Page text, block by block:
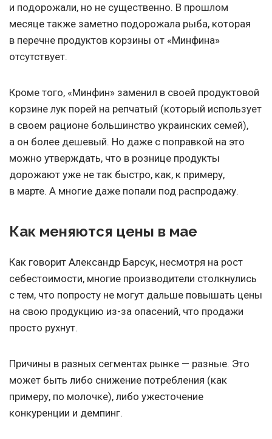
и подорожали, но не существенно. В прошлом
месяце также заметно подорожала рыба, которая
в перечне продуктов корзины от «Минфина»
отсутствует.
Кроме того, «Минфин» заменил в своей продуктовой
корзине лук порей на репчатый (который использует
в своем рационе большинство украинских семей),
а он более дешевый. Но даже с поправкой на это
можно утверждать, что в рознице продукты
дорожают уже не так быстро, как, к примеру,
в марте. А многие даже попали под распродажу.
Как меняются цены в мае
Как говорит Александр Барсук, несмотря на рост
себестоимости, многие производители столкнулись
с тем, что попросту не могут дальше повышать цены
на свою продукцию из-за опасений, что продажи
просто рухнут.
Причины в разных сегментах рынке — разные. Это
может быть либо снижение потребления (как
примеру, по молочке), либо ужесточение
конкуренции и демпинг.